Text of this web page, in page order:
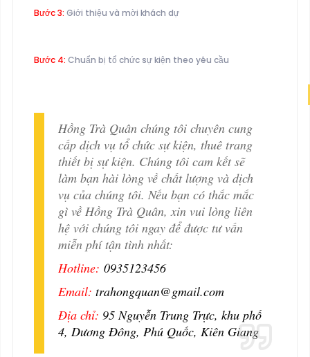
Bước 3: Giới thiệu và mời khách dự
Bước 4: Chuẩn bị tổ chức sự kiện theo yêu cầu
Hồng Trà Quân chúng tôi chuyên cung
cấp dịch vụ tổ chức sự kiện, thuê trang
thiết bị sự kiện. Chúng tôi cam kết sẽ
làm bạn hài lòng về chất lượng và dịch
vụ của chúng tôi. Nếu bạn có thắc mắc
gì về Hồng Trà Quân, xin vui lòng liên
hệ với chúng tôi ngay để được tư vấn
miễn phí tận tình nhất:
Hotline: 0935123456
Email: trahongquan@gmail.com
Địa chỉ: 95 Nguyễn Trung Trực, khu phố
4, Dương Đông, Phú Quốc, Kiên Giang